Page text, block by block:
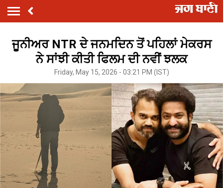
ਜੂਨੀਅਰ NTR ਦੇ ਜਨਮਦਿਨ ਤੋਂ ਪਹਿਲਾਂ ਮੇਕਰਸ
ਨੇ ਸਾਂਝੀ ਕੀਤੀ ਫਿਲਮ ਦੀ ਨਵੀਂ ਝਲਕ
Friday, May 15, 2026 - 03:21 PM (IST)